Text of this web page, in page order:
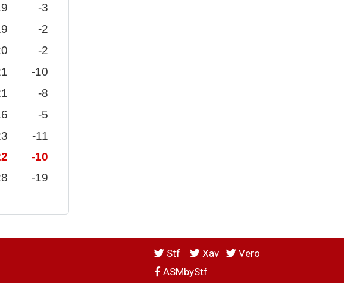
-3
-2
-2
-10
-8
-5
-11
-10
-19
Stf Xav
Vero
ASMbyStf